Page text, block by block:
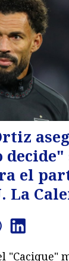
el
La
"Cacique"